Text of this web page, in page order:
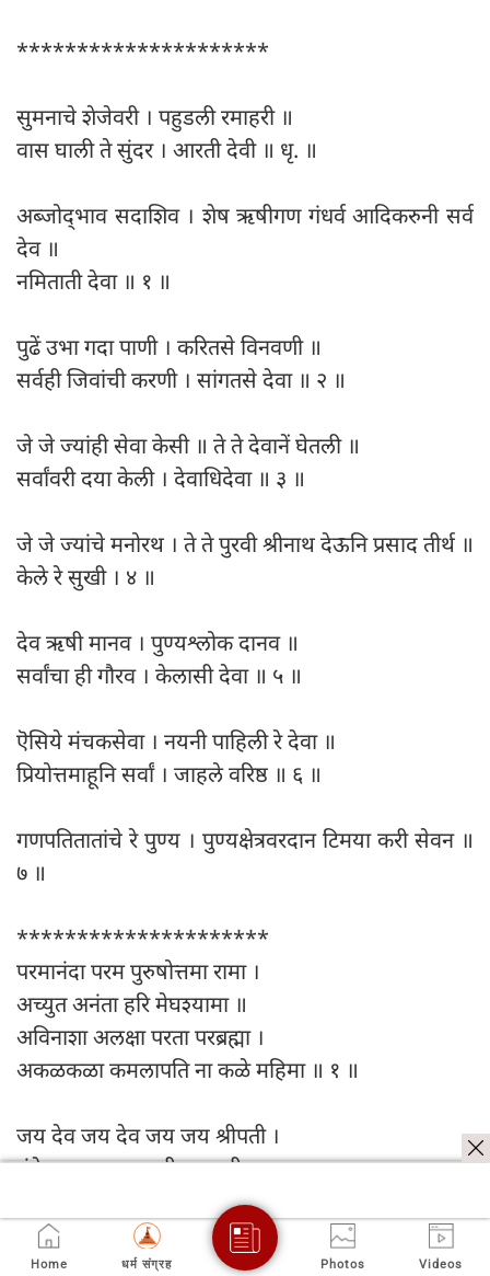
*********************
सुमनाचे शेजेवरी । पहुडली रमाहरी ॥
वास घाली ते सुंदर । आरती देवी ॥ धृ. ॥
अब्जोद्‍भाव सदाशिव । शेष ऋषीगण गंधर्व आदिकरुनी सर्व
देव ॥
नमिताती देवा ॥ १ ॥
पुढें उभा गदा पाणी । करितसे विनवणी ॥
सर्वही जिवांची करणी । सांगतसे देवा ॥ २ ॥
जे जे ज्यांही सेवा केसी ॥ ते ते देवानें घेतली ॥
सर्वांवरी दया केली । देवाधिदेवा ॥ ३ ॥
जे जे ज्यांचे मनोरथ । ते ते पुरवी श्रीनाथ देऊनि प्रसाद तीर्थ ॥
केले रे सुखी । ४ ॥
देव ऋषी मानव । पुण्यश्लोक दानव ॥
सर्वांचा ही गौरव । केलासी देवा ॥ ५ ॥
ऎसिये मंचकसेवा । नयनी पाहिली रे देवा ॥
प्रियोत्तमाहूनि सर्वां । जाहले वरिष्ठ ॥ ६ ॥
गणपतितातांचे रे पुण्य । पुण्यक्षेत्रवरदान टिमया करी सेवन ॥
७ ॥
*********************
परमानंदा परम पुरुषोत्तमा रामा ।
अच्युत अनंता हरि मेघश्यामा ॥
अविनाशा अलक्षा परता परब्रह्मा ।
अकळकळा कमलापति ना कळे महिमा ॥ १ ॥
जय देव जय देव जय जय श्रीपती ।
मंगेळशुभदायका करीन आरती ॥ धृ. ॥
गोविंद गोपाळा गोकुळरक्षणा ।
गिरिवरधर भवसागर तारक दधिमंथना ॥
Home धर्म संग्रह Photos Videos